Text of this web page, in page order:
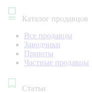
Каталог продавцов
Все продавцы
Заводчики
Приюты
Частные продавцы
Статьи